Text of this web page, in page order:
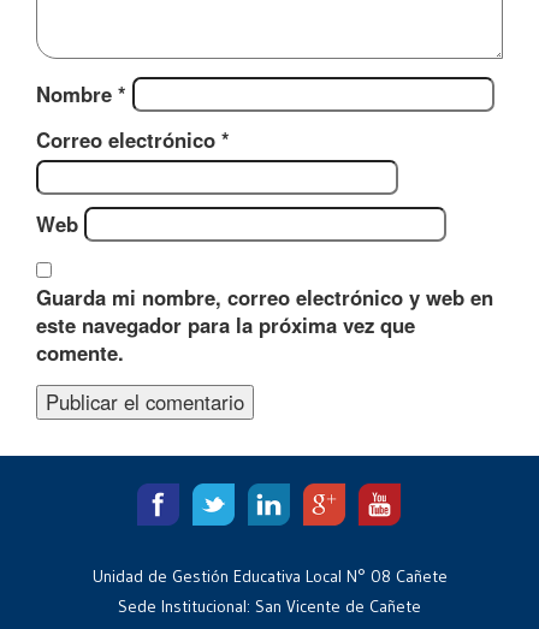
Nombre *
Correo electrónico *
Web
Guarda mi nombre, correo electrónico y web en
este navegador para la próxima vez que
comente.
Unidad de Gestión Educativa Local N° 08 Cañete
Sede Institucional: San Vicente de Cañete